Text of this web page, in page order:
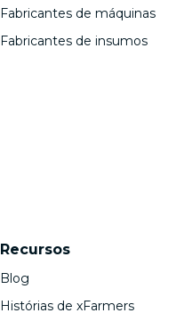
Fabricantes de máquinas
Fabricantes de insumos
Recursos
Blog
Histórias de xFarmers